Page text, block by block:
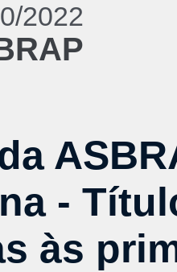
2022
-
às